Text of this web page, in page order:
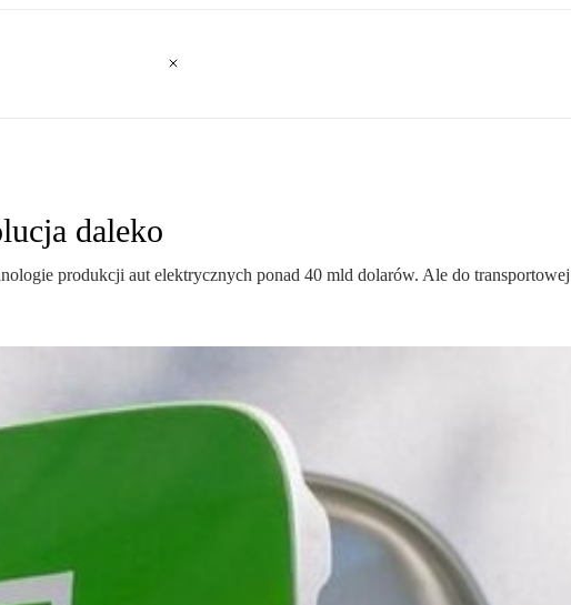
daleko
produkcji aut elektrycznych ponad 40 mld dolarów. Ale do